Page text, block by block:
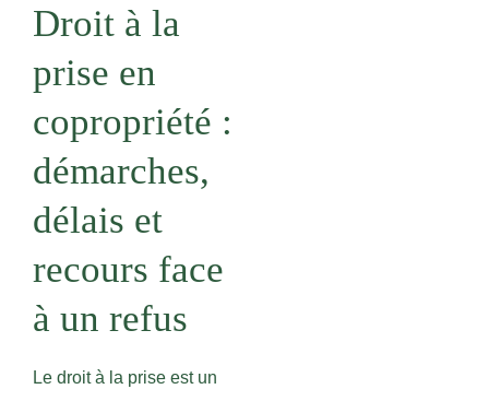
Droit à la
prise en
copropriété :
démarches,
délais et
recours face
à un refus
Le droit à la prise est un